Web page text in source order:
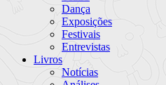
Dança
Exposições
Festivais
Entrevistas
Livros
Notícias